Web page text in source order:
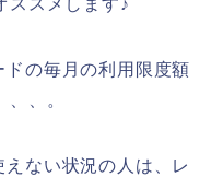
の毎月の利用限度額
、。
ない状況の人は、レ